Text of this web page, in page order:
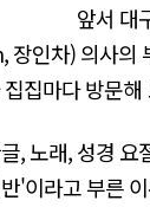
앞서 대
장인차) 의사의
집마다 방문해
, 노래, 성경 요
'이라고 부른